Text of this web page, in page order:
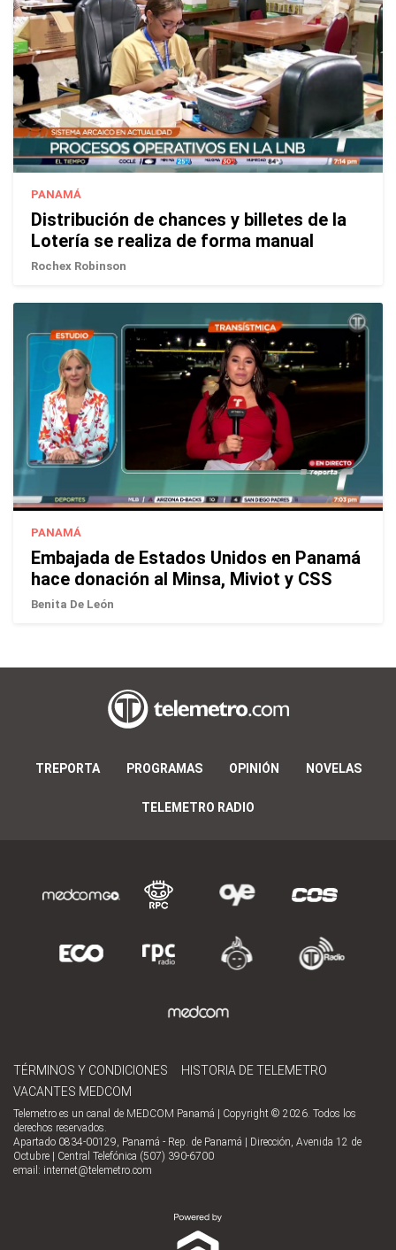
PANAMÁ
Distribución de chances y billetes de la
Lotería se realiza de forma manual
Rochex Robinson
PANAMÁ
Embajada de Estados Unidos en Panamá
hace donación al Minsa, Miviot y CSS
Benita De León
TREPORTA PROGRAMAS OPINIÓN NOVELAS
TELEMETRO RADIO
TÉRMINOS Y CONDICIONES
HISTORIA DE TELEMETRO
VACANTES MEDCOM
Telemetro es un canal de MEDCOM Panamá | Copyright © 2026. Todos los
derechos reservados.
Apartado 0834-00129, Panamá - Rep. de Panamá | Dirección, Avenida 12 de
Octubre | Central Telefónica (507) 390-6700
email: internet@telemetro.com